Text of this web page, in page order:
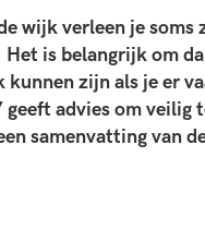
wijk verleen je soms
is belangrijk om
zijn als je er
advies om veilig
samenvatting van